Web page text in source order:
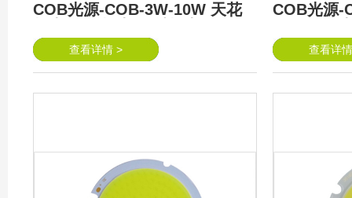
COB光源-COB-3W-10W 天花
LED-照明COB光源
查看详情 >
COB光源-
查看详